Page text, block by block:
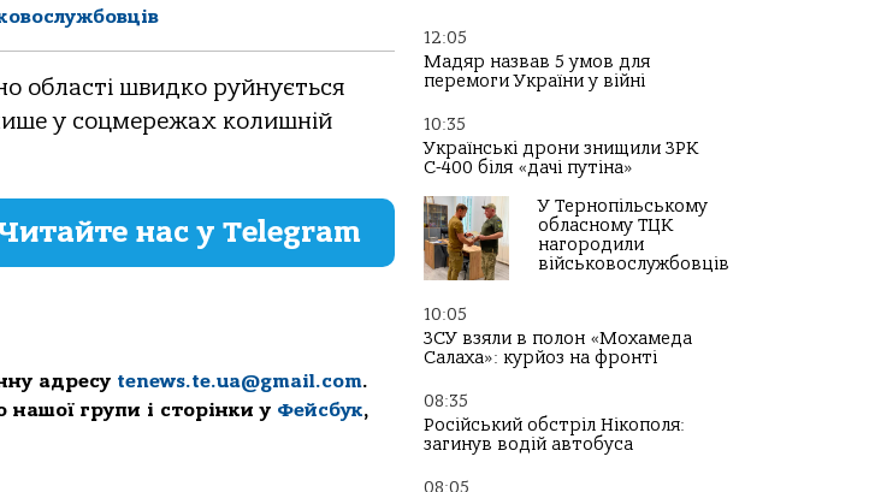
області швидко руйнується
у соцмережах колишній
нас у Telegram
адресу tenews.te.ua@gmail.com.
нашої групи і сторінки у Фейсбук,
12:05
Мадяр назвав 5 умов для
перемоги України у війні
10:35
Українські дрони знищили ЗРК
С-400 біля «дачі путіна»
У Тернопільському
обласному ТЦК
нагородили
військовослужбовців
10:05
ЗСУ взяли в полон «Мохамеда
Салаха»: курйоз на фронті
08:35
Російський обстріл Нікополя:
загинув водій автобуса
08:05